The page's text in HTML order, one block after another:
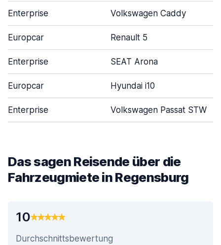
Enterprise Volkswagen Caddy
Europcar Renault 5
Enterprise SEAT Arona
Europcar Hyundai i10
Enterprise Volkswagen Passat STW
Das sagen Reisende über die
Fahrzeugmiete in Regensburg
10
Durchschnittsbewertung